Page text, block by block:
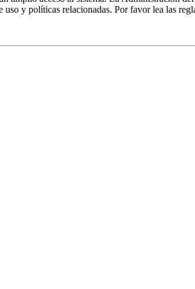
y políticas relacionadas. Por favor lea las